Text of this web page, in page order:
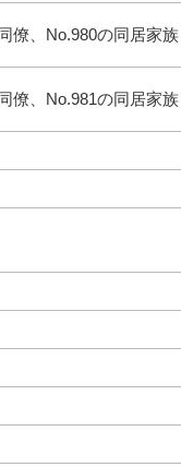
僚、No.980の同居家族
僚、No.981の同居家族